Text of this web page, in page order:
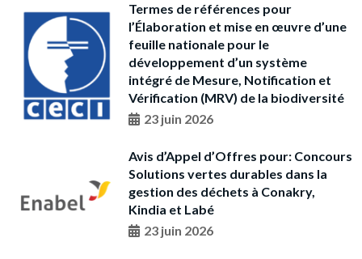
Termes de références pour
l’Élaboration et mise en œuvre d’une
feuille nationale pour le
développement d’un système
intégré de Mesure, Notification et
Vérification (MRV) de la biodiversité
23 juin 2026
Avis d’Appel d’Offres pour: Concours
Solutions vertes durables dans la
gestion des déchets à Conakry,
Kindia et Labé
23 juin 2026